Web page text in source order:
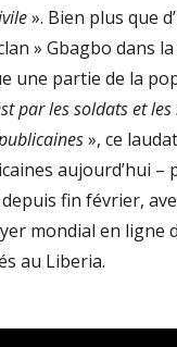
». Bien plus que
» Gbagbo dans
une partie de la
par les soldats et
», ce
aujourd’hui
fin février,
mondial en ligne
au Liberia.